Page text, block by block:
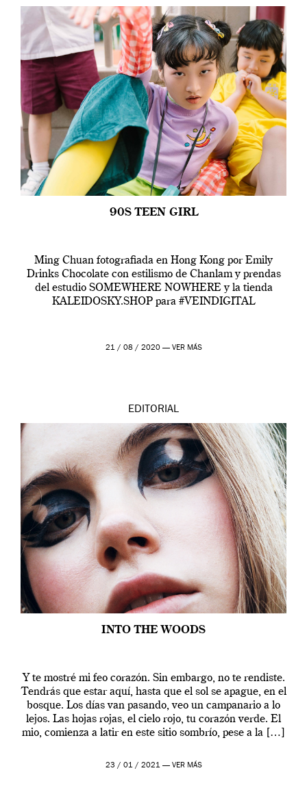
90S TEEN GIRL
Ming Chuan fotografiada en Hong Kong por Emily
Drinks Chocolate con estilismo de Chanlam y prendas
del estudio SOMEWHERE NOWHERE y la tienda
KALEIDOSKY.SHOP para #VEINDIGITAL
21 / 08 / 2020 — VER MÁS
EDITORIAL
INTO THE WOODS
Y te mostré mi feo corazón. Sin embargo, no te rendiste.
Tendrás que estar aquí, hasta que el sol se apague, en el
bosque. Los días van pasando, veo un campanario a lo
lejos. Las hojas rojas, el cielo rojo, tu corazón verde. El
mio, comienza a latir en este sitio sombrío, pese a la […]
23 / 01 / 2021 — VER MÁS